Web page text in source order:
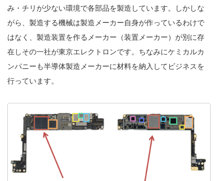
み・チリが少ない環境で各部品を製造しています。しかしな
がら、製造する機械は製造メーカー自身が作っているわけで
はなく、製造装置を作るメーカー（装置メーカー）が別に存
在しその一社が東京エレクトロンです。ちなみにケミカルカ
ンパニーも半導体製造メーカーに材料を納入してビジネスを
行っています。